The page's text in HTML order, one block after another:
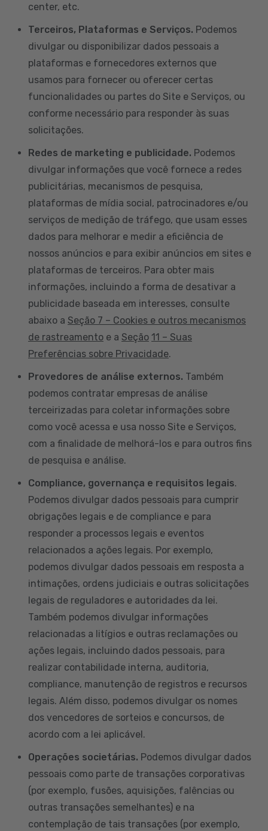
center, etc.
Terceiros, Plataformas e Serviços. Podemos
divulgar ou disponibilizar dados pessoais a
plataformas e fornecedores externos que
usamos para fornecer ou oferecer certas
funcionalidades ou partes do Site e Serviços, ou
conforme necessário para responder às suas
solicitações.
Redes de marketing e publicidade. Podemos
divulgar informações que você fornece a redes
publicitárias, mecanismos de pesquisa,
plataformas de mídia social, patrocinadores e/ou
serviços de medição de tráfego, que usam esses
dados para melhorar e medir a eficiência de
nossos anúncios e para exibir anúncios em sites e
plataformas de terceiros. Para obter mais
informações, incluindo a forma de desativar a
publicidade baseada em interesses, consulte
abaixo a Seção 7 – Cookies e outros mecanismos
de rastreamento e a Seção 11 – Suas
Preferências sobre Privacidade.
Provedores de análise externos. Também
podemos contratar empresas de análise
terceirizadas para coletar informações sobre
como você acessa e usa nosso Site e Serviços,
com a finalidade de melhorá-los e para outros fins
de pesquisa e análise.
Compliance, governança e requisitos legais.
Podemos divulgar dados pessoais para cumprir
obrigações legais e de compliance e para
responder a processos legais e eventos
relacionados a ações legais. Por exemplo,
podemos divulgar dados pessoais em resposta a
intimações, ordens judiciais e outras solicitações
legais de reguladores e autoridades da lei.
Também podemos divulgar informações
relacionadas a litígios e outras reclamações ou
ações legais, incluindo dados pessoais, para
realizar contabilidade interna, auditoria,
compliance, manutenção de registros e recursos
legais. Além disso, podemos divulgar os nomes
dos vencedores de sorteios e concursos, de
acordo com a lei aplicável.
Operações societárias. Podemos divulgar dados
pessoais como parte de transações corporativas
(por exemplo, fusões, aquisições, falências ou
outras transações semelhantes) e na
contemplação de tais transações (por exemplo,